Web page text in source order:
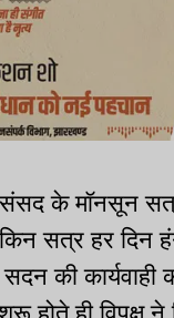
संसद के मॉनसून
सत्र हर दिन
की कार्यवाही